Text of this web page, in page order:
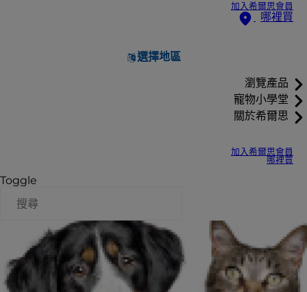
加入希爾思會員
哪裡買
選擇地區
瀏覽產品
寵物小學堂
關於希爾思
加入希爾思會員
哪裡買
Toggle